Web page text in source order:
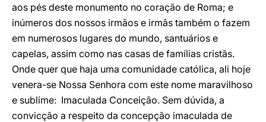
aos pés deste monumento no coração de Roma; e
inúmeros dos nossos irmãos e irmãs também o fazem
em numerosos lugares do mundo, santuários e
capelas, assim como nas casas de famílias cristãs.
Onde quer que haja uma comunidade católica, ali hoje
venera-se Nossa Senhora com este nome maravilhoso
e sublime: Imaculada Conceição. Sem dúvida, a
convicção a respeito da concepção imaculada de